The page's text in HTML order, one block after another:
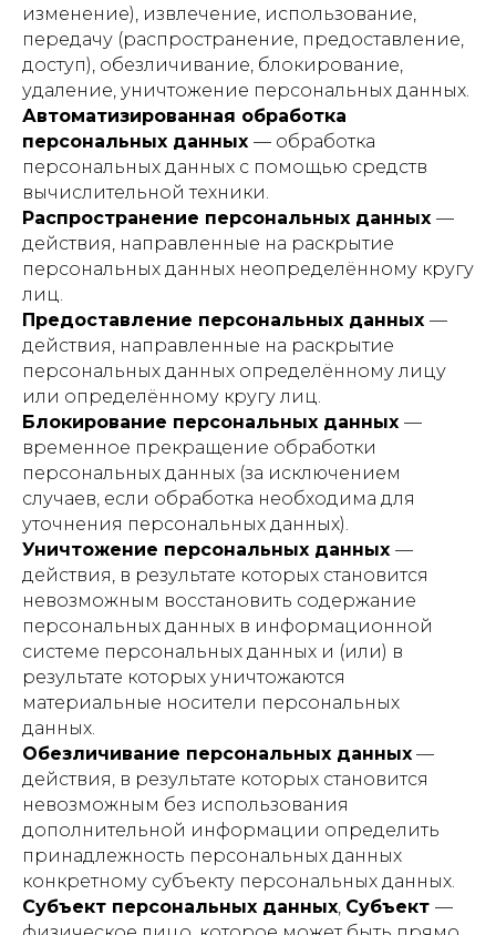
изменение), извлечение, использование,
передачу (распространение, предоставление,
доступ), обезличивание, блокирование,
удаление, уничтожение персональных данных.
Автоматизированная обработка
персональных данных — обработка
персональных данных с помощью средств
вычислительной техники.
Распространение персональных данных —
действия, направленные на раскрытие
персональных данных неопределённому кругу
лиц.
Предоставление персональных данных —
действия, направленные на раскрытие
персональных данных определённому лицу
или определённому кругу лиц.
Блокирование персональных данных —
временное прекращение обработки
персональных данных (за исключением
случаев, если обработка необходима для
уточнения персональных данных).
Уничтожение персональных данных —
действия, в результате которых становится
невозможным восстановить содержание
персональных данных в информационной
системе персональных данных и (или) в
результате которых уничтожаются
материальные носители персональных
данных.
Обезличивание персональных данных —
действия, в результате которых становится
невозможным без использования
дополнительной информации определить
принадлежность персональных данных
конкретному субъекту персональных данных.
Субъект персональных данных Субъект —